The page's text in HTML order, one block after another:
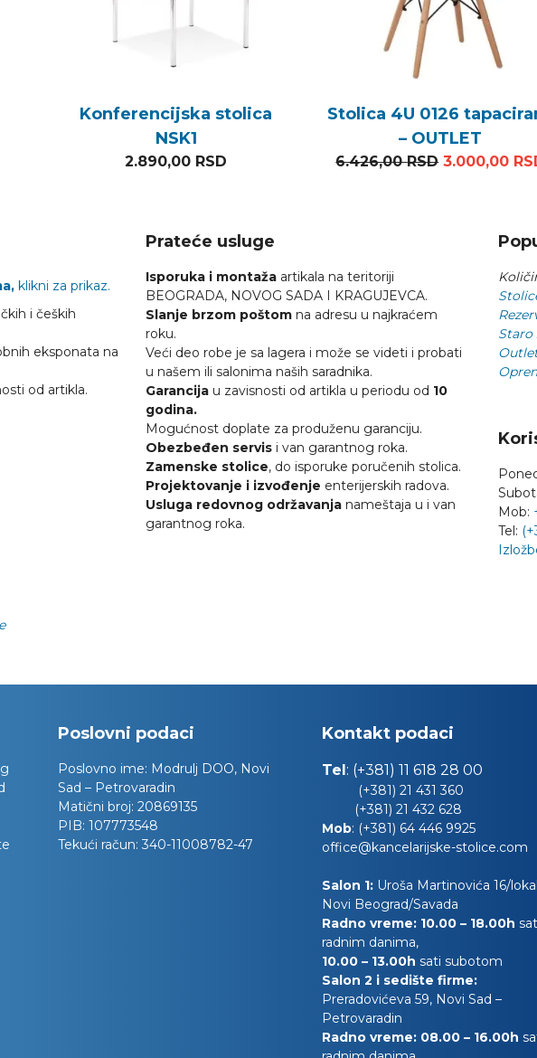
Konferencijska stolica
NSK1
2.890,00 RSD
Stolica 4U 0126
– OUTLET
6.426,00RSD Originalna
3.000,00
klikni za prikaz.
i čeških
eksponata na
od artikla.
Prateće usluge
Isporuka i montažaartikala na teritoriji
BEOGRADA, NOVOG SADA I KRAGUJEVCA.
Slanje brzom poštomna adresu u najkraćem
roku.
Veći deo robe je sa lagera i može se videti i probati
u našem ili salonima naših saradnika.
Garancijau zavisnosti od artikla u periodu od 10
godina.
Mogućnost doplate za produženu garanciju.
Obezbeđen servisi van garantnog roka.
Zamenske stolice, do isporuke poručenih stolica.
Projektovanje i izvođenje enterijerskih radova.
Usluga redovnog održavanjanameštaja u i van
garantnog roka.
Staro
Mob:
Tel:
Poslovni podaci
Poslovno ime: Modrulj DOO, Novi
Sad – Petrovaradin
Matični broj: 20869135
PIB: 107773548
Tekući račun: 340-11008782-47
Kontakt podaci
Tel: (+381) 11 618 28 00
(+381) 21 431 360
(+381) 21 432 628
Mob: (+381) 64 446 9925
office@kancelarijske-stolice.com
Salon 1: Uroša Martinovića 16/
Novi Beograd/Savada
Radno vreme: 10.00 – 18.00h
radnim danima,
10.00 – 13.00h sati subotom
Salon 2 i sedište firme:
Preradovićeva 59, Novi Sad –
Petrovaradin
Radno vreme: 08.00 – 16.00h